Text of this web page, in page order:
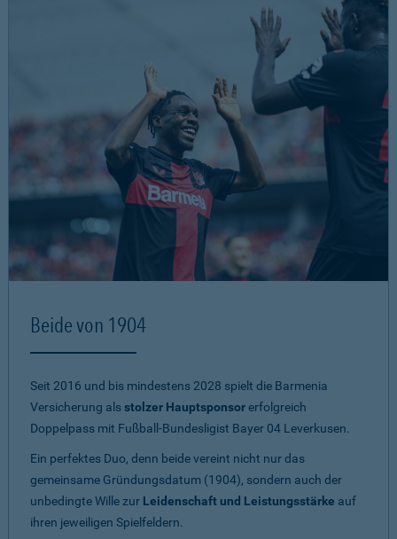
Beide von 1904
Seit 2016 und bis mindestens 2028 spielt die Barmenia
Versicherung alsstolzer Hauptsponsorerfolgreich
Doppelpass mit Fußball-Bundesligist Bayer 04 Leverkusen.
Ein perfektes Duo, denn beide vereint nicht nur das
gemeinsame Gründungsdatum (1904), sondern auch der
unbedingte Wille zur Leidenschaft und Leistungsstärke auf
ihren jeweiligen Spielfeldern.